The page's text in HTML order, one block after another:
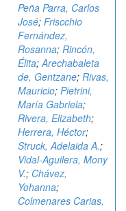
Peña Parra, Carlos
José; Friscchio
Fernández,
Rosanna; Rincón,
Élita;Arechabaleta
de, Gentzane; Rivas,
Mauricio; Pietrini,
María Gabriela;
Rivera, Elizabeth;
Herrera, Héctor;
Struck, Adelaida A.;
Vidal-Aguilera, Mony
V.; Chávez,
Yohanna;
Colmenares Carias,